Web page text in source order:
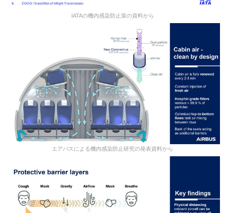
IATAの機内感染防止策の資料から
エアバスによる機内感染防止研究の発表資料から